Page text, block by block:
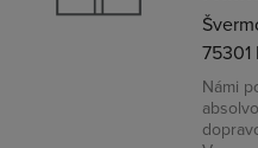
75301
Námi